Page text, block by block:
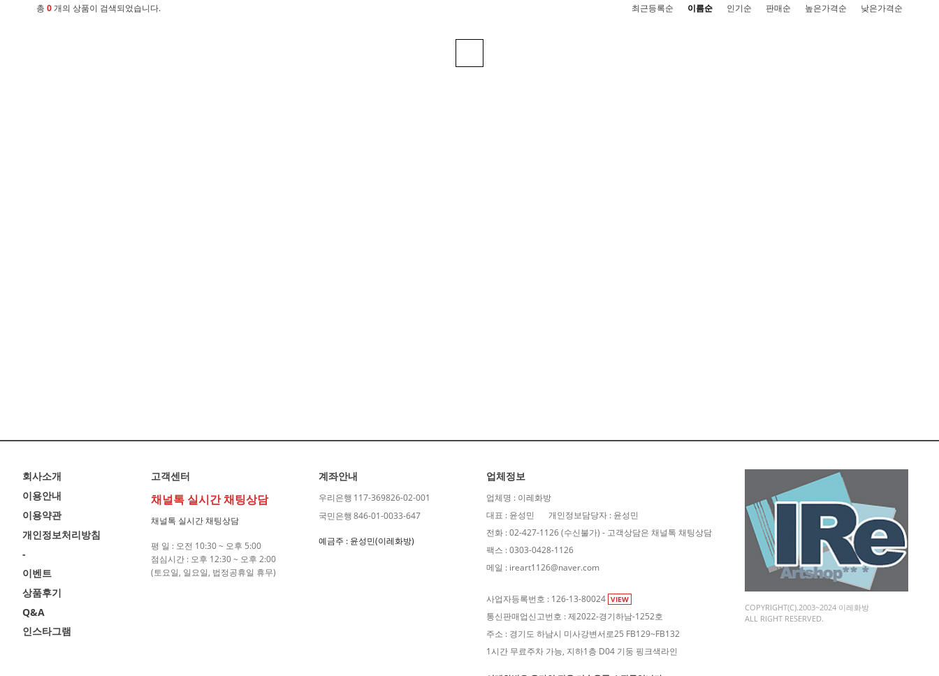
총 0개의 상품이 검색되었습니다. 최근등록순 이름순 인기순 판매순 높은가격순 낮은가격순
회사소개
이용안내
이용약관
개인정보처리방침
-
이벤트
상품후기
Q&A
인스타그램
고객센터
채널톡 실시간 채팅상담
채널톡 실시간 채팅상담
평 일 : 오전 10:30 ~ 오후 5:00
점심시간 : 오후 12:30 ~ 오후 2:00
(토요일, 일요일, 법정공휴일 휴무)
계좌안내
우리은행 117-369826-02-001
국민은행846-01-0033-647
예금주 : 윤성민(이레화방)
업체정보
업체명 : 이레화방
대표 : 윤성민
개인정보담당자 : 윤성민
전화 : 02-427-1126 (수신불가) - 고객상담은 채널톡 채팅상담
팩스 : 0303-0428-1126
메일 : ireart1126@naver.com
사업자등록번호 : 126-13-80024 VIEW
통신판매업신고번호 : 제2022-경기하남-1252호
주소 : 경기도 하남시 미사강변서로25 FB129~FB132
1시간 무료주차 가능, 지하1층 D04 기둥 핑크색라인
COPYRIGHT(C).2003~2024 이레화방
ALL RIGHT RESERVED.